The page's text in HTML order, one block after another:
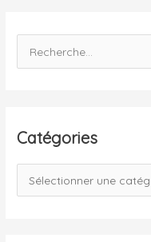
e
e
h
Catégories
a